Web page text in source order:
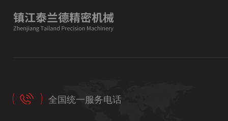
全国统一服务电话